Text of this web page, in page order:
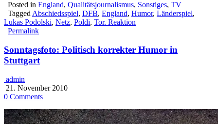
Posted in England, Qualitätsjournalismus, Sonstiges, TV
Tagged Abschiedsspiel, DFB, England, Humor, Länderspiel,
Lukas Podolski, Netz, Poldi, Tor. Reaktion
Permalink
Sonntagsfoto: Politisch korrekter Humor in
Stuttgart
admin
21. November 2010
0 Comments